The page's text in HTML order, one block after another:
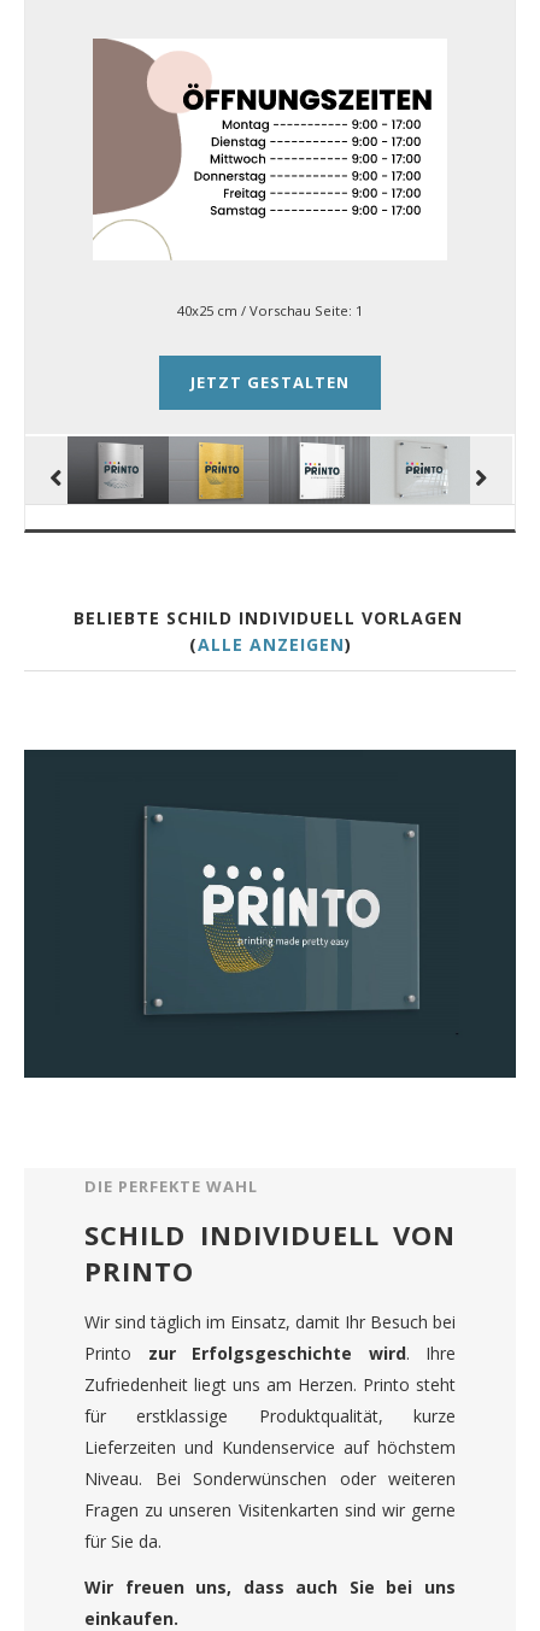
40x25 cm / Vorschau Seite: 1
JETZT GESTALTEN
BELIEBTE SCHILD INDIVIDUELL VORLAGEN
(ALLE ANZEIGEN)
DIE PERFEKTE WAHL
SCHILD INDIVIDUELL VON
PRINTO
Wir sind täglich im Einsatz, damit Ihr Besuch bei
Printo zur Erfolgsgeschichte wird. Ihre
Zufriedenheit liegt uns am Herzen. Printo steht
für erstklassige Produktqualität, kurze
Lieferzeiten und Kundenservice auf höchstem
Niveau. Bei Sonderwünschen oder weiteren
Fragen zu unseren Visitenkarten sind wir gerne
für Sie da.
Wir freuen uns, dass auch Sie bei uns
einkaufen.